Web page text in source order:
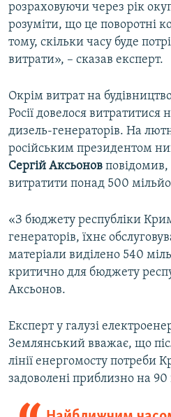
розраховуючи через рік
розуміти, що це поворотні
тому, скільки часу буде
витрати», – сказав експерт.
Окрім витрат на
Росії довелося витратитися
дизель-генераторів. На
російським президентом
Сергій Аксьонов
витратити понад 500
«З бюджету республіки
генераторів, їхнє
матеріали виділено 540
критично для бюджету
Аксьонов.
Експерт у галузі
Землянський вважає, що
лінії енергомосту потреби
задоволені приблизно на 90